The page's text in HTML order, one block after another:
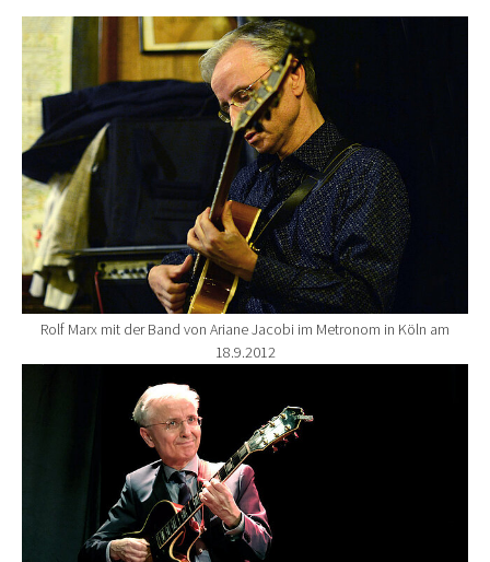
Show larger version for:
Rolf Marx mit der Band von Ariane Jacobi im Metronom in Köln am
18.9.2012
Show larger version for: